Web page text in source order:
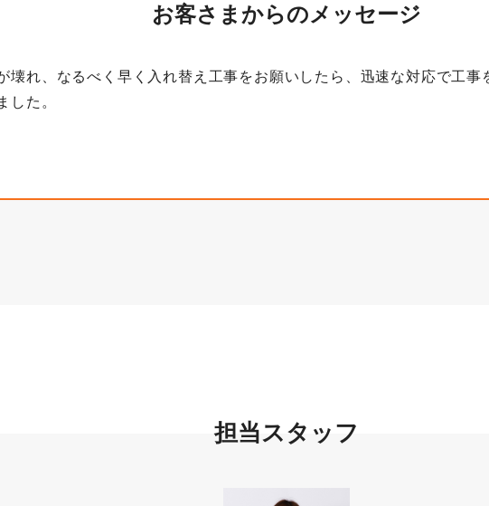
お客さまからのメッセージ
壊れ、なるべく早く入れ替え工事をお願いしたら、迅速な対応で工事
した。
担当スタッフ